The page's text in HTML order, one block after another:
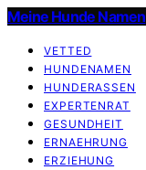
Meine Hunde Namen
VETTED
HUNDENAMEN
HUNDERASSEN
EXPERTENRAT
GESUNDHEIT
ERNAEHRUNG
ERZIEHUNG